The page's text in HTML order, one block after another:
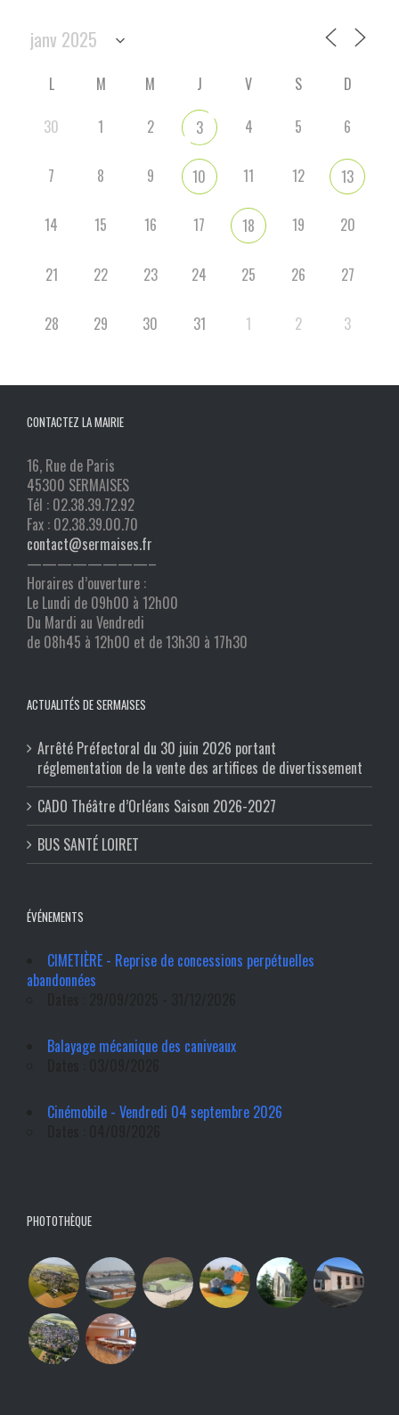
L M M J V S
D
30
1 2 3 4 5 6
7 8 9 10 11 12 13
14 15 16 17 18 19 20
21 22 23 24 25 26 27
28 29 30 31 1 2 3
CONTACTEZ LA MAIRIE
16, Rue de Paris
45300 SERMAISES
Tél : 02.38.39.72.92
Fax : 02.38.39.00.70
contact@sermaises.fr
————————–
Horaires d’ouverture :
Le Lundi de 09h00 à 12h00
Du Mardi au Vendredi
de 08h45 à 12h00 et de 13h30 à 17h30
ACTUALITÉS DE SERMAISES
Arrêté Préfectoral du 30 juin 2026 portant
réglementation de la vente des artifices de divertissement
CADO Théâtre d’Orléans Saison 2026-2027
BUS SANTÉ LOIRET
ÉVÉNEMENTS
CIMETIÈRE - Reprise de concessions perpétuelles
abandonnées
Balayage mécanique des caniveaux
Cinémobile - Vendredi 04 septembre 2026
PHOTOTHÈQUE